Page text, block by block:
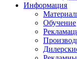
Информация
Обучение